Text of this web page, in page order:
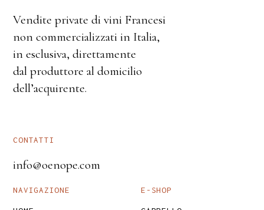
Vendite private di vini Francesi
non commercializzati in Italia,
in esclusiva, direttamente
dal produttore al domicilio
dell’acquirente.
CONTATTI
info@oenope.com
NAVIGAZIONE E-SHOP